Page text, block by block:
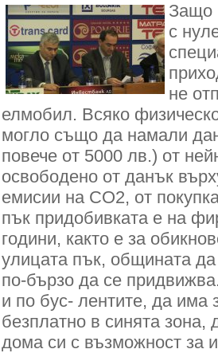
Защо
с
не
елмобил. Всяко
могло също да намали
повече от 5000 лв.) от
освободено от данък
емисии на СО2, от
пък придобивката е на
години, както е за
улицата пък, общината
по-бързо да се
и по бус- лентите, да има
безплатно в синята зона,
дома си с възможност за